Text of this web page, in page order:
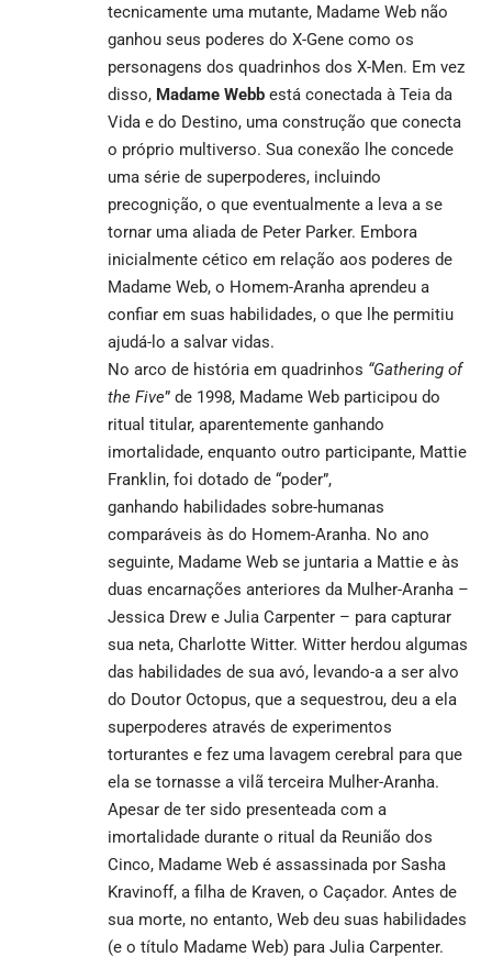
tecnicamente uma mutante, Madame Web não
ganhou seus poderes do X-Gene como os
personagens dos quadrinhos dos X-Men. Em vez
disso, Madame Webb está conectada à Teia da
Vida e do Destino, uma construção que conecta
o próprio multiverso. Sua conexão lhe concede
uma série de superpoderes, incluindo
precognição, o que eventualmente a leva a se
tornar uma aliada de Peter Parker. Embora
inicialmente cético em relação aos poderes de
Madame Web, o Homem-Aranha aprendeu a
confiar em suas habilidades, o que lhe permitiu
ajudá-lo a salvar vidas.
No arco de história em quadrinhos “Gathering of
the Five” de 1998, Madame Web participou do
ritual titular, aparentemente ganhando
imortalidade, enquanto outro participante, Mattie
Franklin, foi dotado de “poder”,
ganhando habilidades sobre-humanas
comparáveis às do Homem-Aranha. No ano
seguinte, Madame Web se juntaria a Mattie e às
duas encarnações anteriores da Mulher-Aranha –
Jessica Drew e Julia Carpenter – para capturar
sua neta, Charlotte Witter. Witter herdou algumas
das habilidades de sua avó, levando-a a ser alvo
do Doutor Octopus, que a sequestrou, deu a ela
superpoderes através de experimentos
torturantes e fez uma lavagem cerebral para que
ela se tornasse a vilã terceira Mulher-Aranha.
Apesar de ter sido presenteada com a
imortalidade durante o ritual da Reunião dos
Cinco, Madame Web é assassinada por Sasha
Kravinoff, a filha de Kraven, o Caçador. Antes de
sua morte, no entanto, Web deu suas habilidades
(e o título Madame Web) para Julia Carpenter.